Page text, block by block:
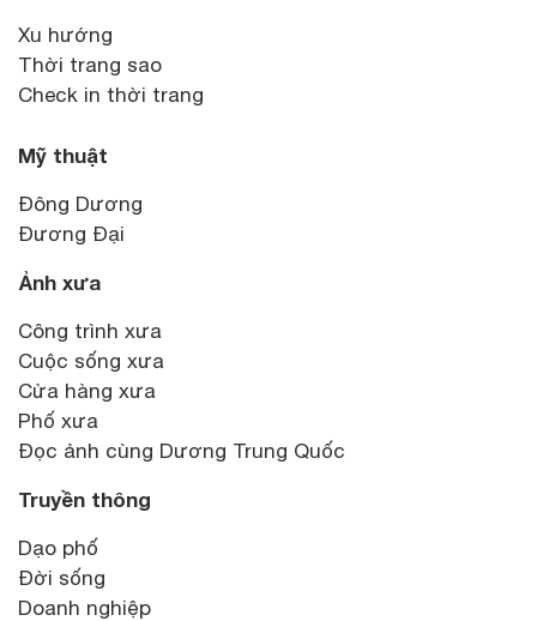
Xu hướng
Thời trang sao
Check in thời trang
Mỹ thuật
Đông Dương
Đương Đại
Ảnh xưa
Công trình xưa
Cuộc sống xưa
Cửa hàng xưa
Phố xưa
Đọc ảnh cùng Dương Trung Quốc
Truyền thông
Dạo phố
Đời sống
Doanh nghiệp